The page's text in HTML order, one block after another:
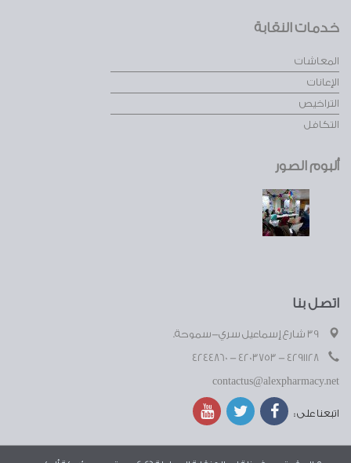
خدمات النقابة
المعاشات
الإعانات
التراخيص
التكافل
ألبوم الصور
اتصل بنا
contactus@alexpharmacy.net
اتبعنا على :